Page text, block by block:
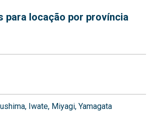
para locação por província
Iwate Miyagi Yamagata